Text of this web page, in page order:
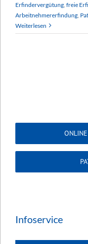
Erfindervergütung freie
Arbeitnehmererfindung
Weiterlesen
Infoservice